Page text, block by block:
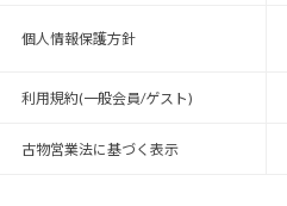
個人情報保護方針
利用規約(一般会員/ゲスト)
古物営業法に基づく表示